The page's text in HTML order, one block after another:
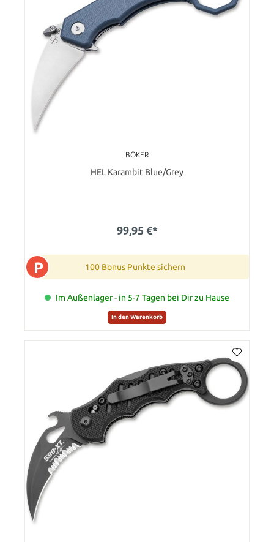
BÖKER
HEL Karambit Blue/Grey
99,95 €*
P 100 Bonus Punkte sichern
Im Außenlager - in 5-7 Tagen bei Dir zu Hause
In den Warenkorb